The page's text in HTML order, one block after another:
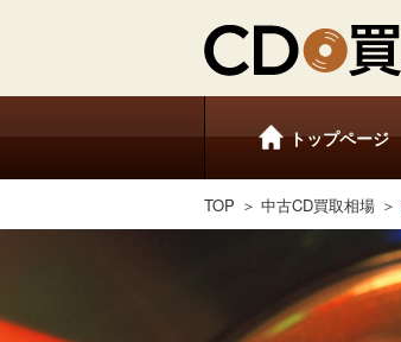
トップページ
TOP 中古CD買取相場